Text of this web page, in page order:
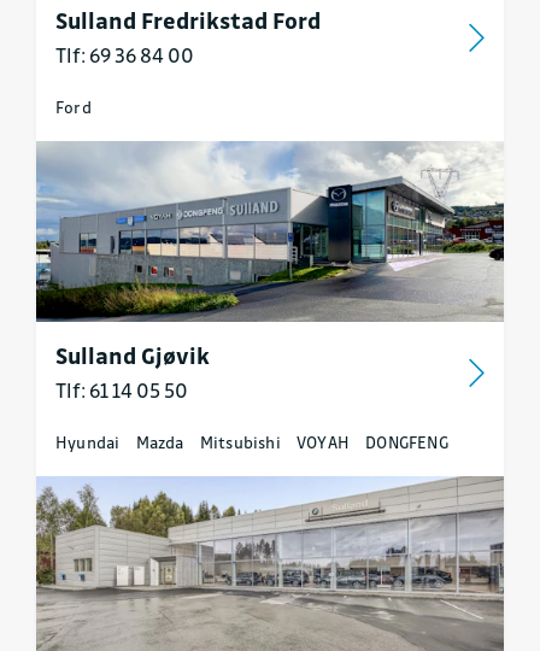
Sulland Fredrikstad Ford
Tlf: 69 36 84 00
Ford
Sulland Gjøvik
Tlf: 61 14 05 50
Hyundai Mazda Mitsubishi VOYAH DONGFENG